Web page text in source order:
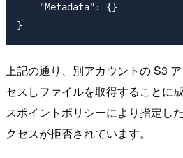
    "Metadata": {}
上記の通り、別アカウントの S3
セスしファイルを取得することに
スポイントポリシーにより指定し
クセスが拒否されています。